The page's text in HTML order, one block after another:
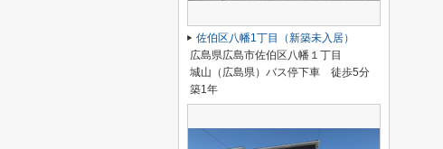
佐伯区八幡1丁目（新築未入居）
広島県広島市佐伯区八幡１丁目
城山（広島県）バス停下車 徒歩5分
築1年